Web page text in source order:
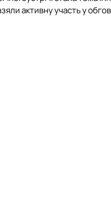
бізнес-систем, кластерів
75-річчю економічного фак…
активну участь у